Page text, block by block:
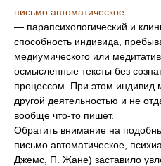
письмо автоматическое
— парапсихологический и
способность индивида,
медиумического или
осмысленные тексты без
процессом. При этом индивид
другой деятельностью и не
вообще что-то пишет.
Обратить внимание на
письмо автоматическое,
Джемс, П. Жане) заставило